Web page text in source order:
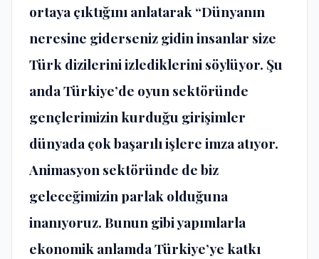
ortaya çıktığını anlatarak “Dünyanın
neresine giderseniz gidin insanlar size
Türk dizilerini izlediklerini söylüyor. Şu
anda Türkiye’de oyun sektöründe
gençlerimizin kurduğu girişimler
dünyada çok başarılı işlere imza atıyor.
Animasyon sektöründe de biz
geleceğimizin parlak olduğuna
inanıyoruz. Bunun gibi yapımlarla
ekonomik anlamda Türkiye’ye katkı